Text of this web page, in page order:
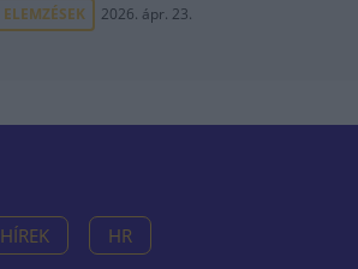
ELEMZÉSEK 2026. ápr. 23.
HÍREK HR